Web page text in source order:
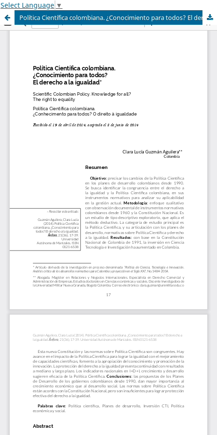
Select Language ▼
Política Científica colombiana. ¿Conocimiento para todos? El derecho a la igualdad